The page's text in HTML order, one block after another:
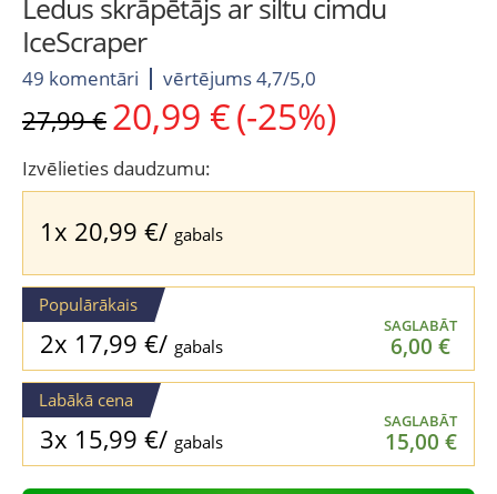
Ledus skrāpētājs ar siltu cimdu
IceScraper
49 komentāri vērtējums 4,7/5,0
27,99€ Original
price
was:
27,99 €.
20,99 € Current
price
20,99 €.
(-25%)
Izvēlieties daudzumu:
1x 20,99 €/ gabals
Populārākais
2x 17,99 €/ gabals
SAGLABĀT
6,00 €
Labākā cena
3x 15,99 €/ gabals
SAGLABĀT
15,00 €